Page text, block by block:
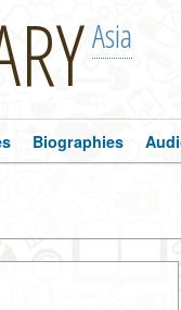
Asia
Biographies